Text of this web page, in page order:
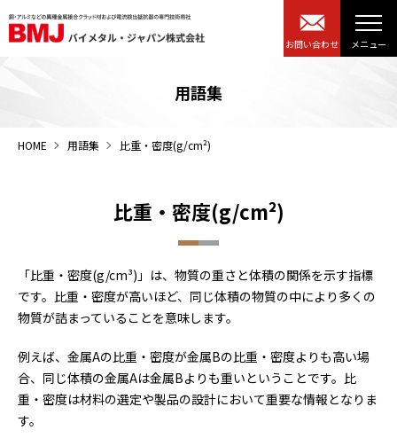
お問い合わせ
用語集
HOME 用語集 比重・密度(g/cm²)
比重・密度(g/cm²)
「比重・密度(g/cm³)」は、物質の重さと体積の関係を示す指標
です。比重・密度が高いほど、同じ体積の物質の中により多くの
物質が詰まっていることを意味します。
例えば、金属Aの比重・密度が金属Bの比重・密度よりも高い場
合、同じ体積の金属Aは金属Bよりも重いということです。比
重・密度は材料の選定や製品の設計において重要な情報となりま
す。